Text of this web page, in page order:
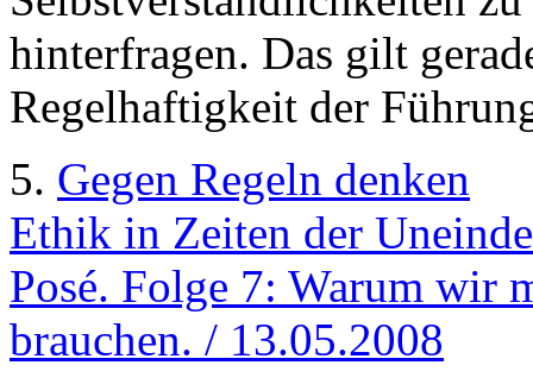
hinterfragen. Das gilt
Regelhaftigkeit der
5. Gegen Regeln denken
Ethik in Zeiten der
Posé. Folge 7: Warum wir
brauchen. / 13.05.2008